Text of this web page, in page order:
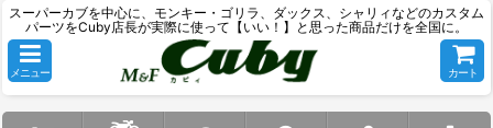
スーパーカブを中心に、モンキー・ゴリラ、ダックス、シャリィなどのカスタム
パーツをCuby店長が実際に使って【いい！】と思った商品だけを全国に。
メニュー カート